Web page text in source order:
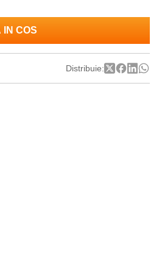
IN COS
Distribuie: